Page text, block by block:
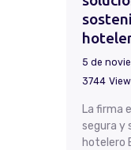
5 de
3744
La firma
segura y
hotelero